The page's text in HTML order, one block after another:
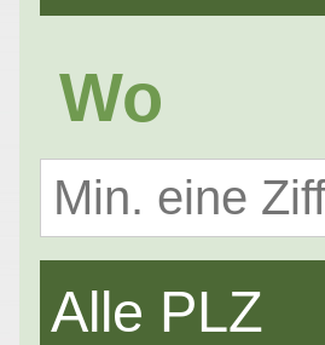
Wo
Alle PLZ